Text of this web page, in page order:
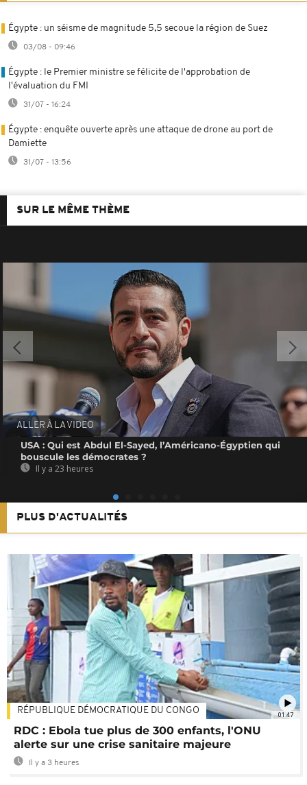
Égypte : un séisme de magnitude 5,5 secoue la région de Suez
03/08 - 09:46
Égypte : le Premier ministre se félicite de l'approbation de
l'évaluation du FMI
31/07 - 16:24
Égypte : enquête ouverte après une attaque de drone au port de
Damiette
31/07 - 13:56
SUR LE MÊME THÈME
ALLER À LA VIDEO
USA : Qui est Abdul El-Sayed, l’Américano-Égyptien qui
bouscule les démocrates ?
Il y a 23 heures
PLUS D'ACTUALITÉS
01:47
RÉPUBLIQUE DÉMOCRATIQUE DU CONGO
RDC : Ebola tue plus de 300 enfants, l'ONU
alerte sur une crise sanitaire majeure
Il y a 3 heures